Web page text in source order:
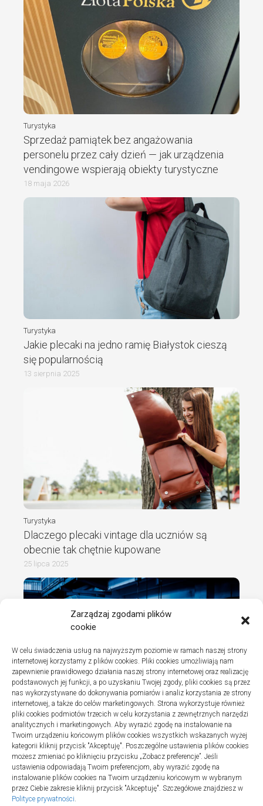
Zarządzaj zgodami plików
cookie
W celu świadczenia usług na najwyższym poziomie w ramach naszej strony
internetowej korzystamy z plików cookies. Pliki cookies umożliwiają nam
zapewnienie prawidłowego działania naszej strony internetowej oraz realizację
podstawowych jej funkcji, a po uzyskaniu Twojej zgody, pliki cookies są przez
nas wykorzystywane do dokonywania pomiarów i analiz korzystania ze strony
internetowej, a także do celów marketingowych. Strona wykorzystuje również
pliki cookies podmiotów trzecich w celu korzystania z zewnętrznych narzędzi
analitycznych i marketingowych. Aby wyrazić zgodę na instalowanie na
Twoim urządzeniu końcowym plików cookies wszystkich wskazanych wyżej
kategorii kliknij przycisk "Akceptuję". Poszczególne ustawienia plików cookies
możesz zmieniać po kliknięciu przycisku „Zobacz preferencje”. Jeśli
ustawienia odpowiadają Twoim preferencjom, aby wyrazić zgodę na
instalowanie plików cookies na Twoim urządzeniu końcowym w wybranym
przez Ciebie zakresie kliknij przycisk "Akceptuję". Szczegółowe znajdziesz w
Polityce prywatności.
Turystyka
Sprzedaż pamiątek bez angażowania
personelu przez cały dzień — jak urządzenia
vendingowe wspierają obiekty turystyczne
18 maja 2026
Turystyka
Jakie plecaki na jedno ramię Białystok cieszą
się popularnością
13 sierpnia 2025
Turystyka
Dlaczego plecaki vintage dla uczniów są
obecnie tak chętnie kupowane
25 lipca 2025
Turystyka
Jak wybrać dobrą firmę do instalacji
sanitarnych w szpitalach
20 lipca 2025